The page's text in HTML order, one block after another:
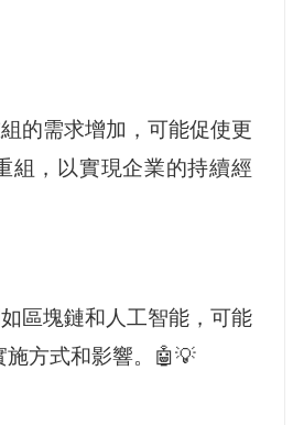
的需求增加，可能促使更
組，以實現企業的持續經
區塊鏈和人工智能，可能
方式和影響。🤖💡